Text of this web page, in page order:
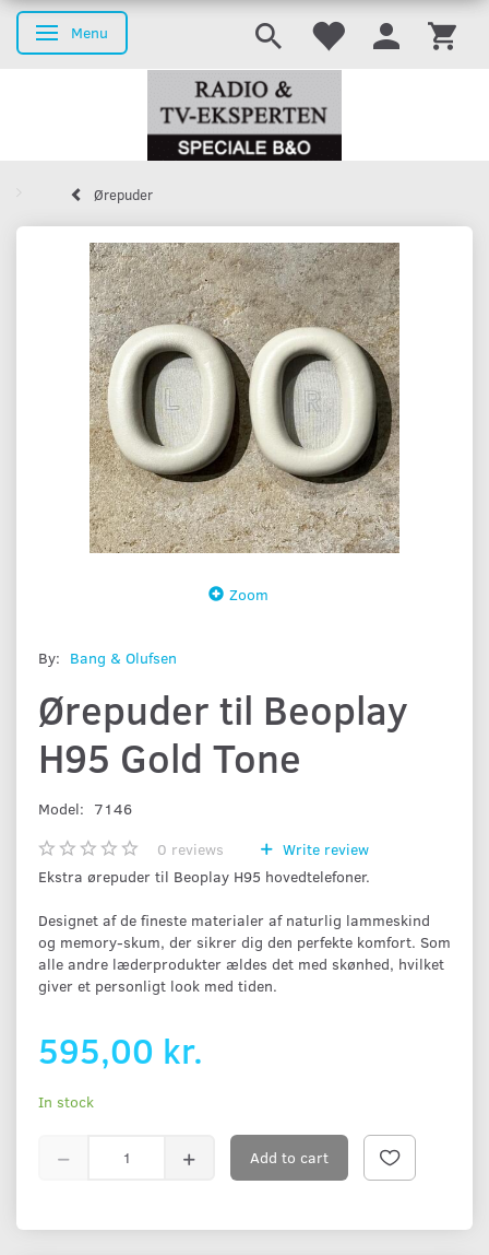
Toggle navigation
Menu
Ørepuder
Zoom
By: Bang & Olufsen
Ørepuder til Beoplay
H95 Gold Tone
Model: 7146
0 reviews
Write review
Ekstra ørepuder til Beoplay H95 hovedtelefoner.
Designet af de fineste materialer af naturlig lammeskind
og memory-skum, der sikrer dig den perfekte komfort. Som
alle andre læderprodukter ældes det med skønhed, hvilket
giver et personligt look med tiden.
595,00 kr.
In stock
Add to cart